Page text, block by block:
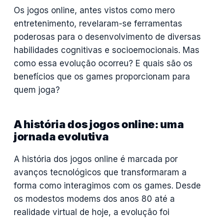
Os jogos online, antes vistos como mero
entretenimento, revelaram-se ferramentas
poderosas para o desenvolvimento de diversas
habilidades cognitivas e socioemocionais. Mas
como essa evolução ocorreu? E quais são os
benefícios que os games proporcionam para
quem joga?
A história dos jogos online: uma
jornada evolutiva
A história dos jogos online é marcada por
avanços tecnológicos que transformaram a
forma como interagimos com os games. Desde
os modestos modems dos anos 80 até a
realidade virtual de hoje, a evolução foi